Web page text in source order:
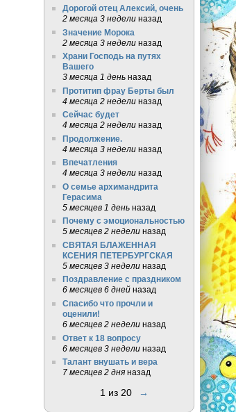
Дорогой отец Алексий, очень
2 месяца 3 неделиназад
Значение Морока
2 месяца 3 неделиназад
Храни Господь на путях
Вашего
3 месяца 1 деньназад
Протитип фрау Берты был
4 месяца 2 неделиназад
Сейчас будет
4 месяца 2 неделиназад
Продолжение.
4 месяца 3 неделиназад
Впечатления
4 месяца 3 неделиназад
О семье архимандрита
Герасима
5 месяцев 1 деньназад
Почему с эмоциональностью
5 месяцев 2 неделиназад
СВЯТАЯ БЛАЖЕННАЯ
КСЕНИЯ ПЕТЕРБУРГСКАЯ
5 месяцев 3 неделиназад
Поздравление с праздником
6 месяцев 6 днейназад
Спасибо что прочли и
оценили!
6 месяцев 2 неделиназад
Ответ к 18 вопросу
6 месяцев 3 неделиназад
Талант внушать и вера
7 месяцев 2 дняназад
1 из 20 →